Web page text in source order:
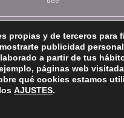
©2026 Mi Platera
propias y de terceros para
publicidad
a partir de tus
páginas web
qué cookies estamos
AJUSTES.